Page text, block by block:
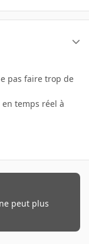
pas faire trop de
temps réel à
peut plus